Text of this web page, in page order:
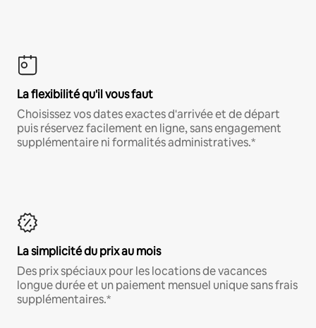
La flexibilité qu'il vous faut
Choisissez vos dates exactes d'arrivée et de départ
puis réservez facilement en ligne, sans engagement
supplémentaire ni formalités administratives.*
La simplicité du prix au mois
Des prix spéciaux pour les locations de vacances
longue durée et un paiement mensuel unique sans frais
supplémentaires.*